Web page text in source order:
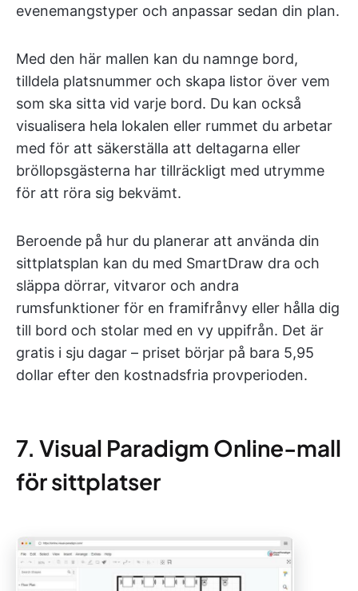
evenemangstyper och anpassar sedan din plan.
Med den här mallen kan du namnge bord,
tilldela platsnummer och skapa listor över vem
som ska sitta vid varje bord. Du kan också
visualisera hela lokalen eller rummet du arbetar
med för att säkerställa att deltagarna eller
bröllopsgästerna har tillräckligt med utrymme
för att röra sig bekvämt.
Beroende på hur du planerar att använda din
sittplatsplan kan du med SmartDraw dra och
släppa dörrar, vitvaror och andra
rumsfunktioner för en framifrånvy eller hålla dig
till bord och stolar med en vy uppifrån. Det är
gratis i sju dagar – priset börjar på bara 5,95
dollar efter den kostnadsfria provperioden.
7. Visual Paradigm Online-mall
för sittplatser